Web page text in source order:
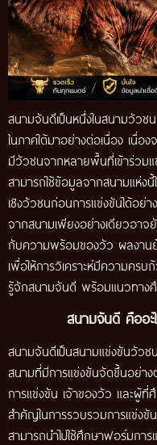
สนามจันดีเป็นหนึ่งในสนามวัวช
ในภาคใต้มาอย่างต่อเนื่อง เนื่อ
มีวัวชนจากหลายพื้นที่เข้าร่วม
สามารถใช้ข้อมูลจากสนามแห่
เชิงวัวชนก่อนการแข่งขันได้อย่
จากสนามเพียงอย่างเดียวอา
กับความพร้อมของวัว ผลงาน
เพื่อให้การวิเคราะห์มีความคร
รู้จักสนามจันดี พร้อมแนวทางศึ
สนามจันดี คืออะ
สนามจันดีเป็นสนามแข่งขันวัวช
สนามที่มีการแข่งขันจัดขึ้นอย่า
การแข่งขัน เจ้าของวัว และผู้
สำคัญในการรวบรวมการแข่ง
สามารถนำไปใช้ศึกษาฟอร์มกา